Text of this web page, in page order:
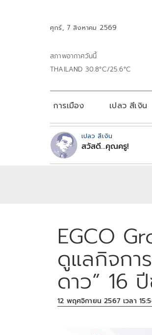
ศุกร์, 7 สิงหาคม 2569
สภาพอากาศวันนี้
THAILAND 30.8°C/25.6°C
การเมือง เปลว สีเงิน
เปลว สีเงิน
สวัสดี...คุณครู!
EGCO
ดูแลกิจกา
ดาว” 16
12 พฤศจิกายน 2567 เวลา